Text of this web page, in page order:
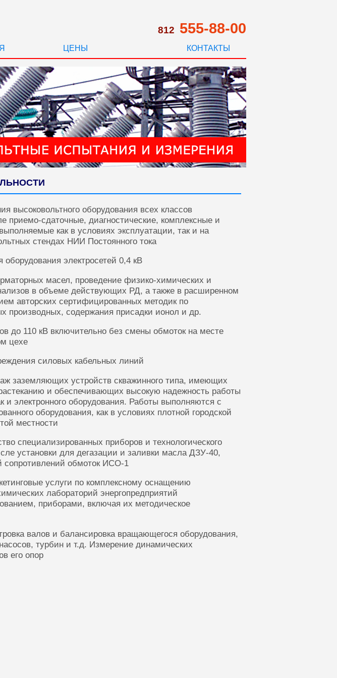
812 555-88-00
ЦЕНЫ КОНТАКТЫ
высоковольтного оборудования всех классов
приемо-сдаточные, диагностические, комплексные и
как в условиях эксплуатации, так и на
стендах НИИ Постоянного тока
электросетей 0,4 кВ
масел, проведение физико-химических и
в объеме действующих РД, а также в расширенном
авторских сертифицированных методик по
производных, содержания присадки ионол и др.
до 110 кВ включительно без смены обмоток на месте
цехе
силовых кабельных линий
заземляющих устройств скважинного типа, имеющих
и обеспечивающих высокую надежность работы
и электронного оборудования. Работы выполняются с
оборудования, как в условиях плотной городской
местности
специализированных приборов и технологического
установки для дегазации и заливки масла ДЗУ-40,
сопротивлений обмоток ИСО-1
услуги по комплексному оснащению
лабораторий энергопредприятий
приборами, включая их методическое
валов и балансировка вращающегося оборудования,
турбин и т.д. Измерение динамических
его опор